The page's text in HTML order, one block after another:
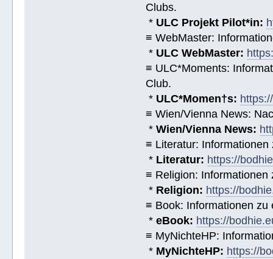
Clubs.
* ULC Projekt Pilot*in:
≡ WebMaster:
* ULC WebMaster:
≡ ULC*Moments:
Club.
* ULC*Momen†s:
≡ Wien/Vienna News:
*Wien/Vienna News:
≡ Literatur:
* Literatur: https://
≡ Religion: Informationen
* Religion: https://
≡ Book: Informationen zu
*eBook: https://
≡ MyNichteHP:
* MyNichteHP: https://